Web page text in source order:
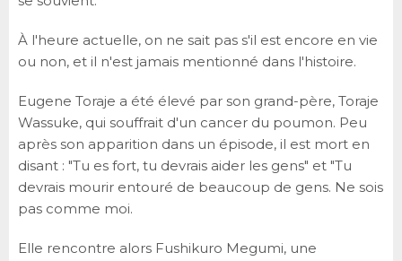
À l'heure actuelle, on ne sait pas s'il est encore en vie
ou non, et il n'est jamais mentionné dans l'histoire.
Eugene Toraje a été élevé par son grand-père, Toraje
Wassuke, qui souffrait d'un cancer du poumon. Peu
après son apparition dans un épisode, il est mort en
disant : "Tu es fort, tu devrais aider les gens" et "Tu
devrais mourir entouré de beaucoup de gens. Ne sois
pas comme moi.
Elle rencontre alors Fushikuro Megumi, une